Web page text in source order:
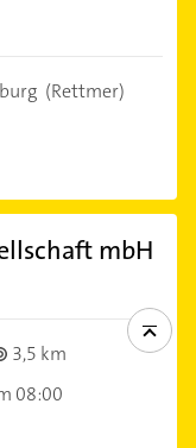
(Rettmer)
mbH
3,5 km
08:00